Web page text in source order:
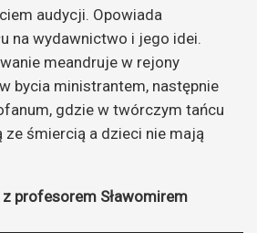
audycji. Opowiada
na wydawnictwo i jego idei.
meandruje w rejony
bycia ministrantem, następnie
gdzie w twórczym tańcu
ze śmiercią a dzieci nie mają
profesorem Sławomirem